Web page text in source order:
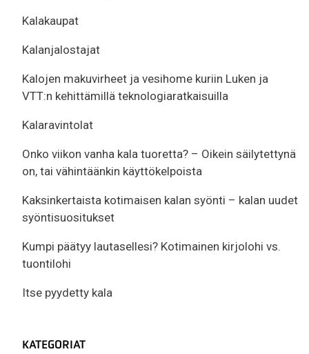
Kalakaupat
Kalanjalostajat
Kalojen makuvirheet ja vesihome kuriin Luken ja
VTT:n kehittämillä teknologiaratkaisuilla
Kalaravintolat
Onko viikon vanha kala tuoretta? – Oikein säilytettynä
on, tai vähintäänkin käyttökelpoista
Kaksinkertaista kotimaisen kalan syönti – kalan uudet
syöntisuositukset
Kumpi päätyy lautasellesi? Kotimainen kirjolohi vs.
tuontilohi
Itse pyydetty kala
KATEGORIAT